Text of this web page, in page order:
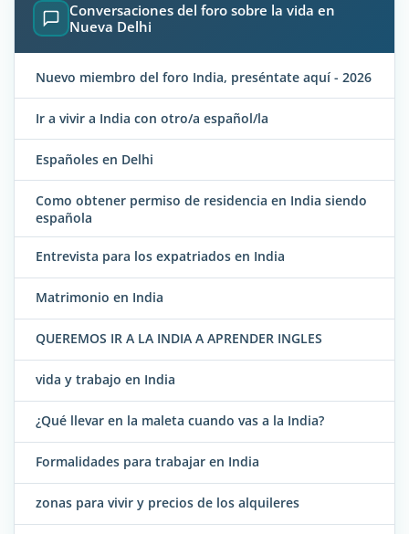
Conversaciones del foro sobre la vida en
Nueva Delhi
Nuevo miembro del foro India, preséntate aquí - 2026
Ir a vivir a India con otro/a español/la
Españoles en Delhi
Como obtener permiso de residencia en India siendo
española
Entrevista para los expatriados en India
Matrimonio en India
QUEREMOS IR A LA INDIA A APRENDER INGLES
vida y trabajo en India
¿Qué llevar en la maleta cuando vas a la India?
Formalidades para trabajar en India
zonas para vivir y precios de los alquileres